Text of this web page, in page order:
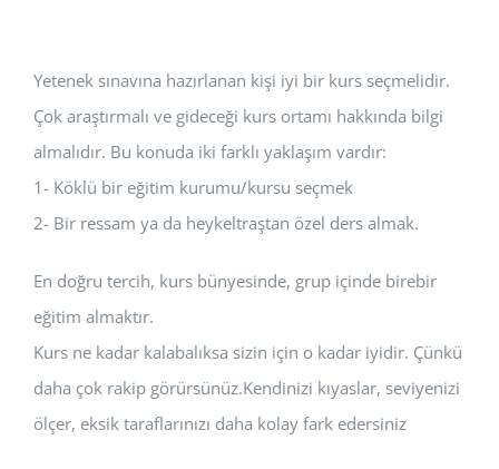
Yetenek sınavına hazırlanan kişi iyi bir kurs seçmelidir.
Çok araştırmalı ve gideceği kurs ortamı hakkında bilgi
almalıdır. Bu konuda iki farklı yaklaşım vardır:
1- Köklü bir eğitim kurumu/kursu seçmek
2- Bir ressam ya da heykeltraştan özel ders almak.
En doğru tercih, kurs bünyesinde, grup içinde birebir
eğitim almaktır.
Kurs ne kadar kalabalıksa sizin için o kadar iyidir. Çünkü
daha çok rakip görürsünüz.Kendinizi kıyaslar, seviyenizi
ölçer, eksik taraflarınızı daha kolay fark edersiniz